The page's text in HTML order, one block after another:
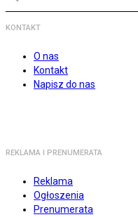
KONTAKT
O nas
Kontakt
Napisz do nas
REKLAMA I PRENUMERATA
Reklama
Ogłoszenia
Prenumerata